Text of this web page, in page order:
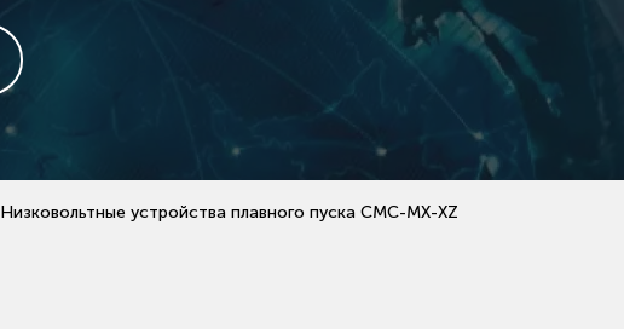
Низковольтные устройства плавного пуска CMC-MX-XZ